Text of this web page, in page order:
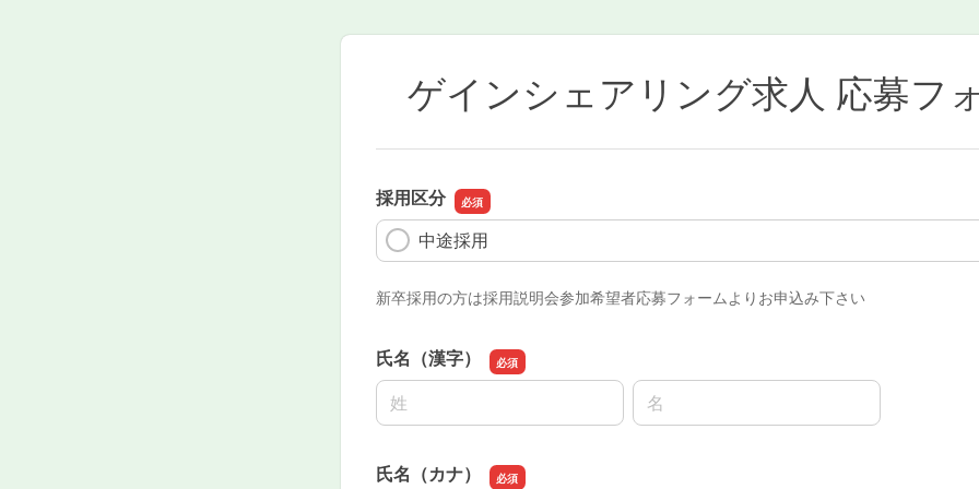
ゲインシェアリング求人 応募フ
採用区分
中途採用
新卒採用の方は採用説明会参加希望者応募フォームよりお申込み下さい
氏名（漢字）
名前の姓
名前の名
氏名（カナ）